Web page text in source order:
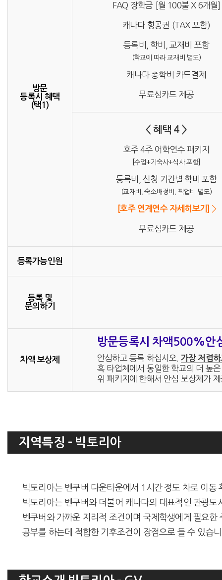
방문
등록시 혜택
(택1)
FAQ 장학금 [월 100불 X 6개월]
캐나다 항공권 (TAX 포함)
등록비, 학비, 교재비 포함
(학교에 따라 교재비 별도)
캐나다 총학비 카드결제
무료심카드 제공
< 혜택 4 >
호주 4주 어학연수 패키지
[수업+기숙사+식사 포함]
등록비, 신청 기간별 학비 포함
(교재비, 숙소배정비, 픽업비 별도)
[호주 연계연수 자세히보기]
무료심카드 제공
등록가능인원
등록 및
문의하기
차액 보상제
방문등록시 차액500%안
안심하고 등록 하십시오. 가장 저렴
혹 타업체에서 동일한 학교의 더 높
위 패키지에 한해서 안심 보상제가
지역특징 - 빅토리아
빅토리아는 벤쿠버 다운타운에서 1시간 정도 차로 이
빅토리아는 벤쿠버와 더불어 캐나다의 대표적인 관광
벤쿠버와 가까운 지리적 조건이며 국제학생에게 필요
공부를 하는데 적합한 기후조건이 장점으로 들 수 있습